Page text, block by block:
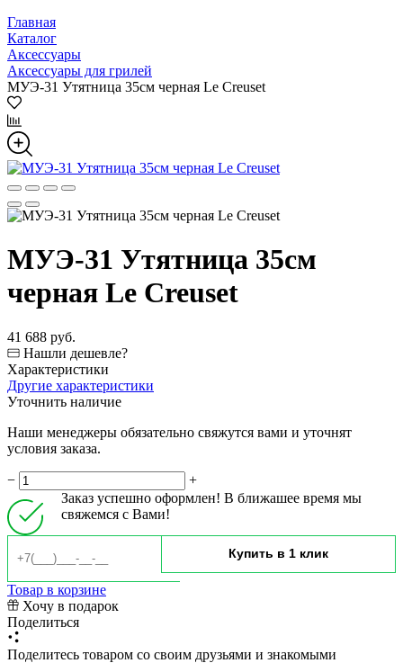
Главная
Каталог
Аксессуары
Аксессуары для грилей
МУЭ-31 Утятница 35см черная Le Creuset
МУЭ-31 Утятница 35см
черная Le Creuset
41 688 руб.
Нашли дешевле?
Характеристики
Другие характеристики
Уточнить наличие
Наши менеджеры обязательно свяжутся вами и уточнят
условия заказа.
−
+
Заказ успешно оформлен! В ближашее время мы
свяжемся с Вами!
Товар в корзине
Хочу в подарок
Поделиться
Поделитесь товаром со своим друзьями и знакомыми